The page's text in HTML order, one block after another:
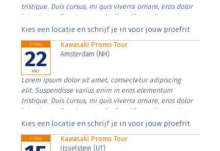
tristique. Duis cursus, mi quis viverra ornare, eros dolor
interdum nulla, ut commodo diam libero vitae erat.
Aenean faucibus nibh et justo cursus id rutrum lorem
Kies een locatie en schrijf je in voor jouw proefrit
Friday
22
MAY
Kawasaki Promo Tour
Amsterdam (NH)
Lorem ipsum dolor sit amet, consectetur adipiscing
elit. Suspendisse varius enim in eros elementum
tristique. Duis cursus, mi quis viverra ornare, eros dolor
interdum nulla, ut commodo diam libero vitae erat.
Aenean faucibus nibh et justo cursus id rutrum lorem
Kies een locatie en schrijf je in voor jouw proefrit
Friday
Kawasaki Promo Tour
IJsselstein (UT)